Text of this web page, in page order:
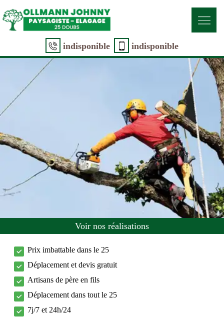
indisponible indisponible
Voir nos réalisations
Prix imbattable dans le 25
Déplacement et devis gratuit
Artisans de père en fils
Déplacement dans tout le 25
7j/7 et 24h/24